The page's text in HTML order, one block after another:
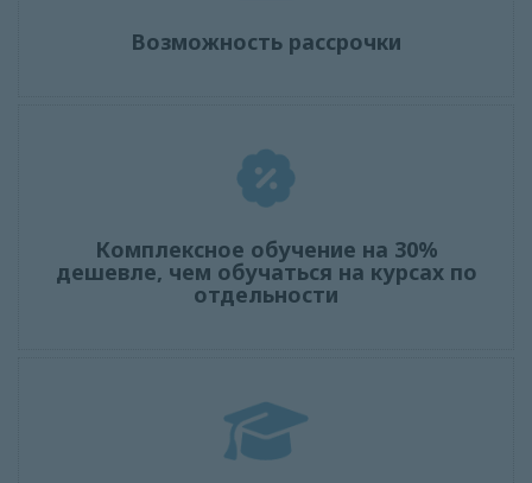
Возможность рассрочки
Комплексное обучение на 30%
дешевле, чем обучаться на курсах по
отдельности